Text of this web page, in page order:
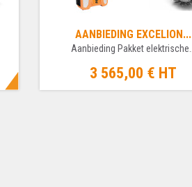
AANBIEDING EXCELION...
Aanbieding Pakket elektrische...
3 565,00 € HT